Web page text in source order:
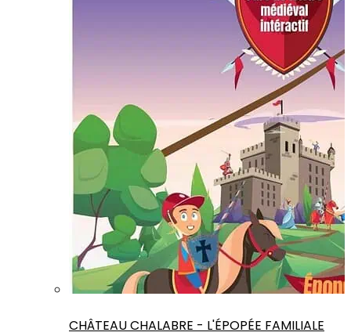
CHÂTEAU CHALABRE - L'ÉPOPÉE FAMILIALE